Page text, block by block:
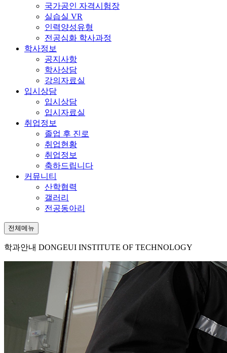
국가공인 자격시험장
실습실 VR
인력양성유형
전공심화 학사과정
학사정보
공지사항
학사상담
강의자료실
입시상담
입시상담
입시자료실
취업정보
졸업 후 진로
취업현황
취업정보
축하드립니다
커뮤니티
산학협력
갤러리
전공동아리
전체메뉴
학과안내 DONGEUI INSTITUTE OF TECHNOLOGY